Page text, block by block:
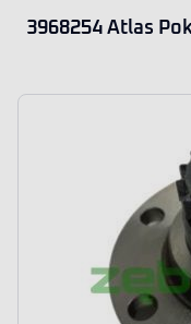
3968254 Atlas